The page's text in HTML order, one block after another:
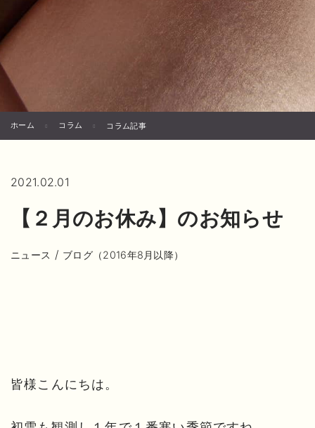
ホーム コラム コラム記事
2021.02.01
【２月のお休み】のお知らせ
ニュース / ブログ（2016年8月以降）
皆様こんにちは。